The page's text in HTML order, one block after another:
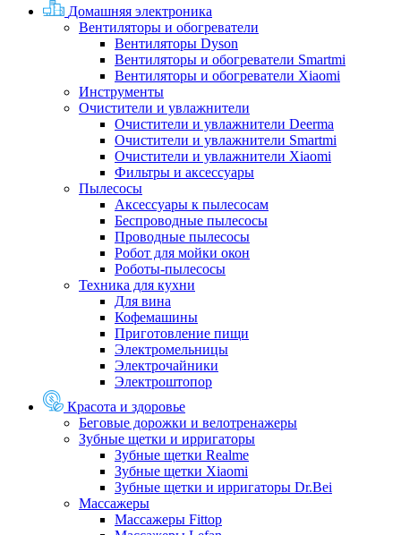
Домашняя электроника
Вентиляторы и обогреватели
Вентиляторы Dyson
Вентиляторы и обогреватели Smartmi
Вентиляторы и обогреватели Xiaomi
Инструменты
Очистители и увлажнители
Очистители и увлажнители Deerma
Очистители и увлажнители Smartmi
Очистители и увлажнители Xiaomi
Фильтры и аксессуары
Пылесосы
Аксессуары к пылесосам
Беспроводные пылесосы
Проводные пылесосы
Робот для мойки окон
Роботы-пылесосы
Техника для кухни
Для вина
Кофемашины
Приготовление пищи
Электромельницы
Электрочайники
Электроштопор
Красота и здоровье
Беговые дорожки и велотренажеры
Зубные щетки и ирригаторы
Зубные щетки Realme
Зубные щетки Xiaomi
Зубные щетки и ирригаторы Dr.Bei
Массажеры
Массажеры Fittop